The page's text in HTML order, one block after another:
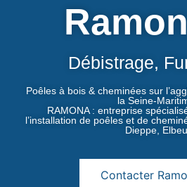
Débistrage,
Poêles à bois & cheminées sur
la Seine-
RAMONA : entreprise
l’installation de poêles et de
Dieppe,
Contacter